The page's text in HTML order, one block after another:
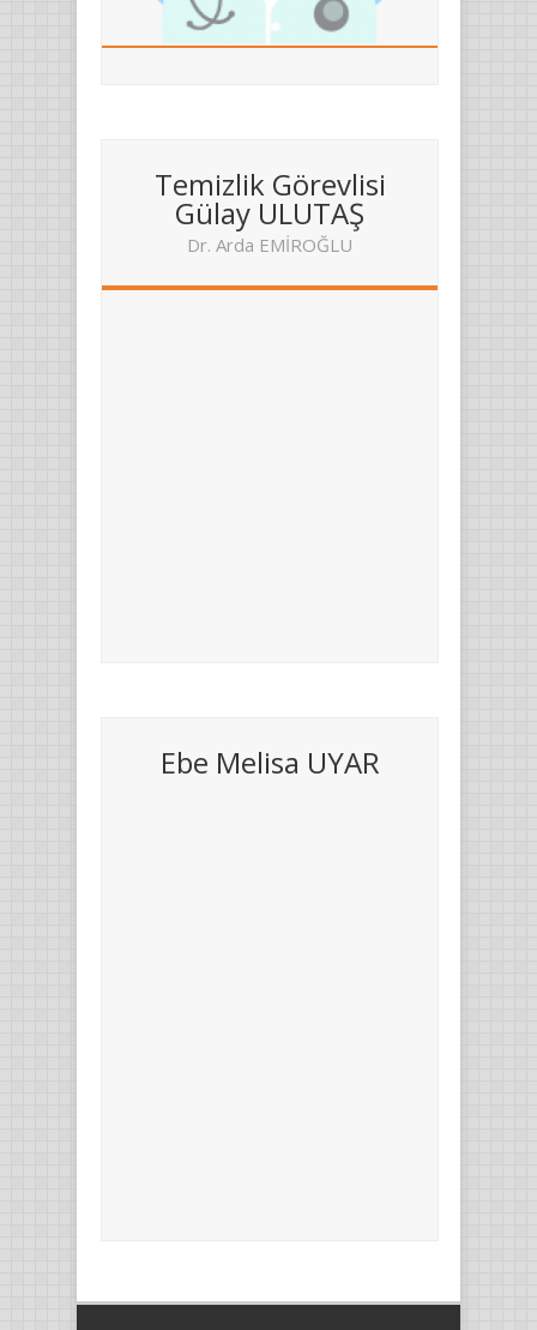
Temizlik Görevlisi
Gülay ULUTAŞ
Dr. Arda EMİROĞLU
Ebe Melisa UYAR